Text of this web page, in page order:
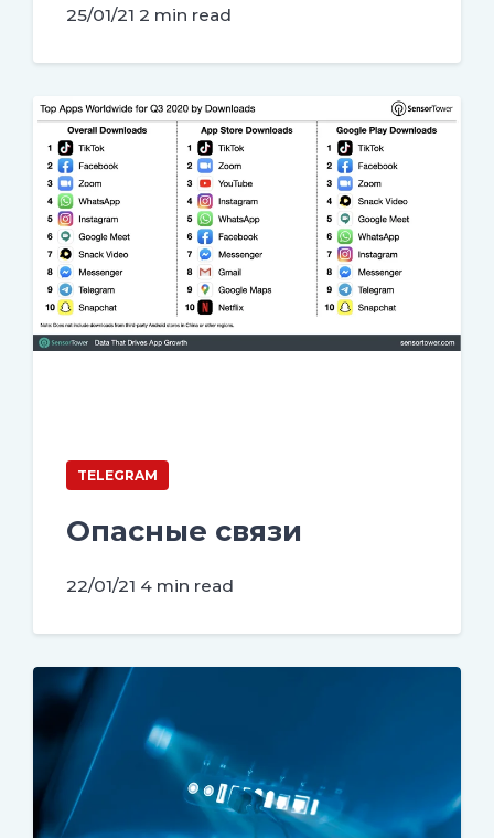
25/01/21 2 min read
TELEGRAM
Опасные связи
22/01/21 4 min read